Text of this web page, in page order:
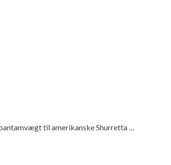
til amerikanske Shurretta …